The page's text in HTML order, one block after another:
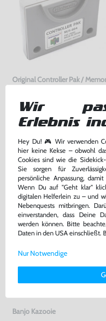
Original Controller Pak /
Card #grau NUS-004
nur18,99 €
Warenkorb
DAS HABEN
Banjo Kazooie
Wir
Erlebnis
Hey Du! 🎮 Wir verwenden
hier keine Kekse – obwohl
Cookies sind wie die
Sie sorgen für
persönliche Anpassung,
Wenn Du auf "Geht klar"
digitalen Helferlein zu – und
Nebenquests mitbringen.
einverstanden, dass Deine
werden können. Bitte
Daten in den USA einschließt.
Weitere Informationen zu
Deinen Rechten als
Nur Notwendige